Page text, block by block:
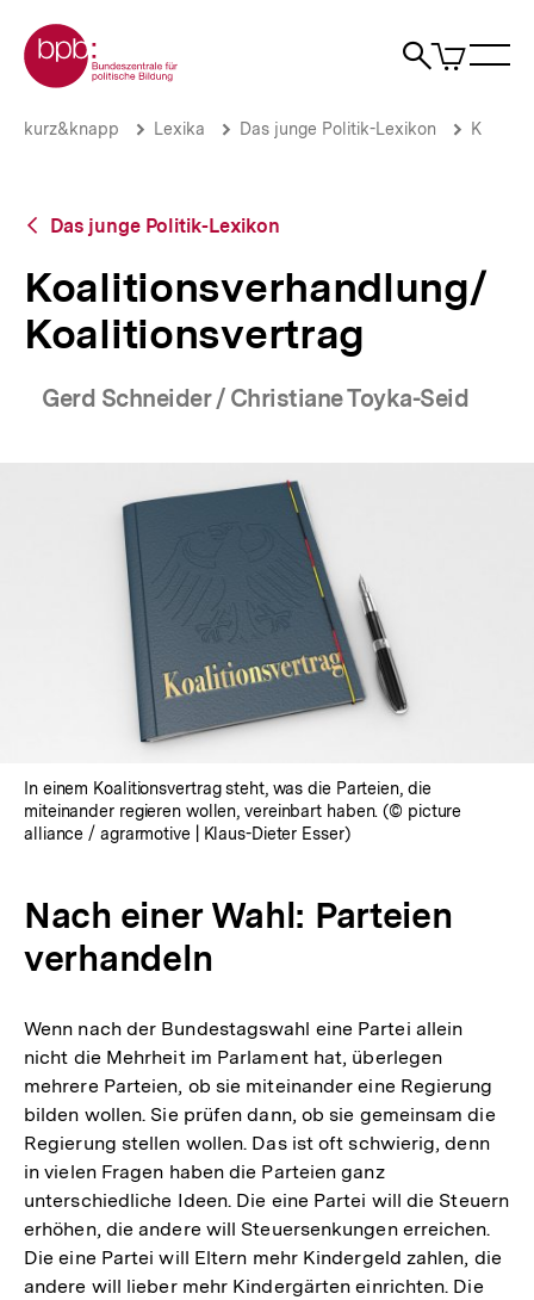
zum
Seiteninhalt
springen
Zur Startseite der bpb
Suche
Artikel
im
Koalitionsverhandlung/
Brotkrümelnavigation
Pfadnavigation
kurz&knapp Lexika Das junge Politik-Lexikon K
Zurück
Übersicht
Das junge Politik-Lexikon
Koalitionsverhandlung/
Koalitionsvertrag
Gerd Schneider / Christiane Toyka-Seid
Lightbox
öffnen
In einem Koalitionsvertrag steht, was die Parteien, die
miteinander regieren wollen, vereinbart haben. (© picture
alliance / agrarmotive | Klaus-Dieter Esser)
Nach einer Wahl: Parteien
verhandeln
Wenn nach der Bundestagswahl eine Partei allein
nicht die Mehrheit im Parlament hat, überlegen
mehrere Parteien, ob sie miteinander eine Regierung
bilden wollen. Sie prüfen dann, ob sie gemeinsam die
Regierung stellen wollen. Das ist oft schwierig, denn
in vielen Fragen haben die Parteien ganz
unterschiedliche Ideen. Die eine Partei will die Steuern
erhöhen, die andere will Steuersenkungen erreichen.
Die eine Partei will Eltern mehr Kindergeld zahlen, die
andere will lieber mehr Kindergärten einrichten. Die